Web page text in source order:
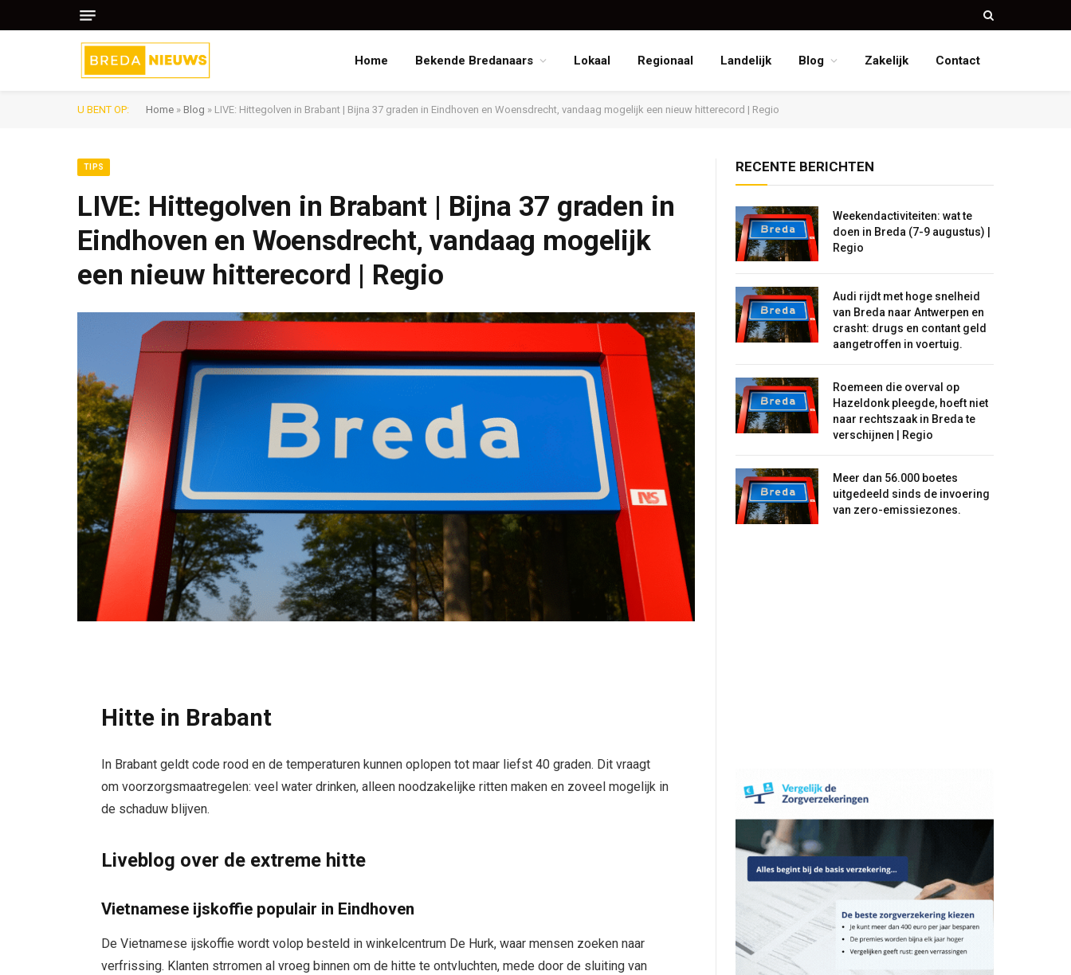
Home Bekende Bredanaars Lokaal Regionaal Landelijk Blog Zakelijk Contact
U BENT OP: Home » Blog » LIVE: Hittegolven in Brabant | Bijna 37 graden in Eindhoven en Woensdrecht, vandaag mogelijk een nieuw hitterecord | Regio
TIPS
LIVE: Hittegolven in Brabant | Bijna 37 graden in
Eindhoven en Woensdrecht, vandaag mogelijk
een nieuw hitterecord | Regio
Hitte in Brabant
In Brabant geldt code rood en de temperaturen kunnen oplopen tot maar liefst 40 graden. Dit vraagt
om voorzorgsmaatregelen: veel water drinken, alleen noodzakelijke ritten maken en zoveel mogelijk in
de schaduw blijven.
Liveblog over de extreme hitte
Vietnamese ijskoffie populair in Eindhoven
De Vietnamese ijskoffie wordt volop besteld in winkelcentrum De Hurk, waar mensen zoeken naar
verfrissing. Klanten strromen al vroeg binnen om de hitte te ontvluchten, mede door de sluiting van
RECENTE BERICHTEN
Weekendactiviteiten: wat te
doen in Breda (7-9 augustus) |
Regio
Audi rijdt met hoge snelheid
van Breda naar Antwerpen en
crasht: drugs en contant geld
aangetroffen in voertuig.
Roemeen die overval op
Hazeldonk pleegde, hoeft niet
naar rechtszaak in Breda te
verschijnen | Regio
Meer dan 56.000 boetes
uitgedeeld sinds de invoering
van zero-emissiezones.